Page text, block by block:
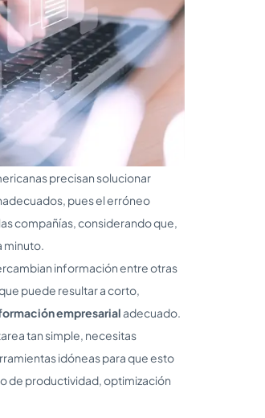
precisan solucionar
pues el erróneo
compañías, considerando que,
minuto.
información entre otras
puede resultar a corto,
empresarialadecuado.
tan simple, necesitas
idóneas para que esto
de productividad, optimización